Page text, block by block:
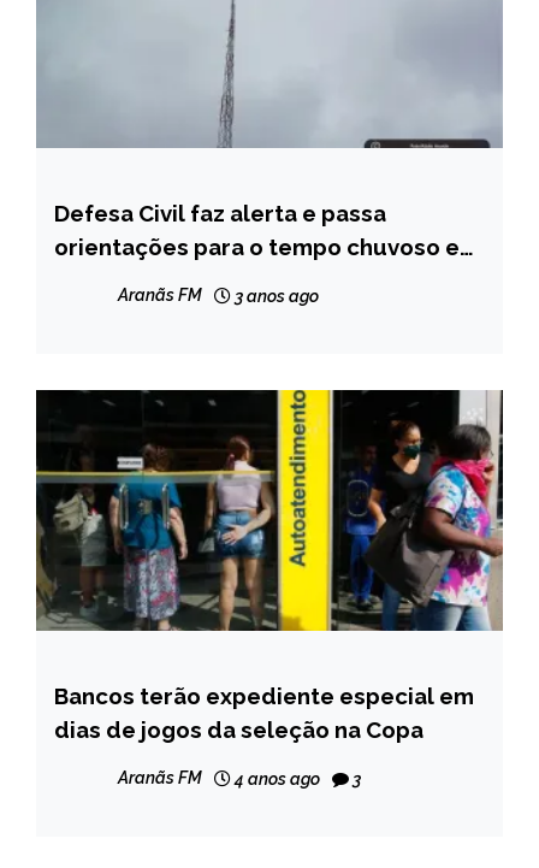
CAPELINHA
NOTÍCIAS
Defesa Civil faz alerta e passa
orientações para o tempo chuvoso em
Aranãs FM 3 anos ago
BRASIL
CAPELINHA
NOTÍCIAS
Bancos terão expediente especial em
dias de jogos da seleção na Copa
Aranãs FM 4 anos ago 3